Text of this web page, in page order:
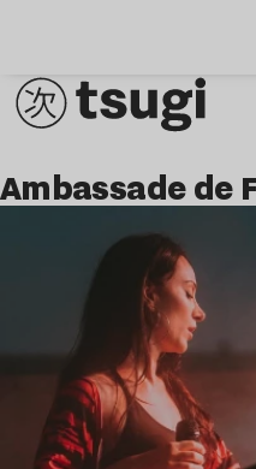
Ambassade